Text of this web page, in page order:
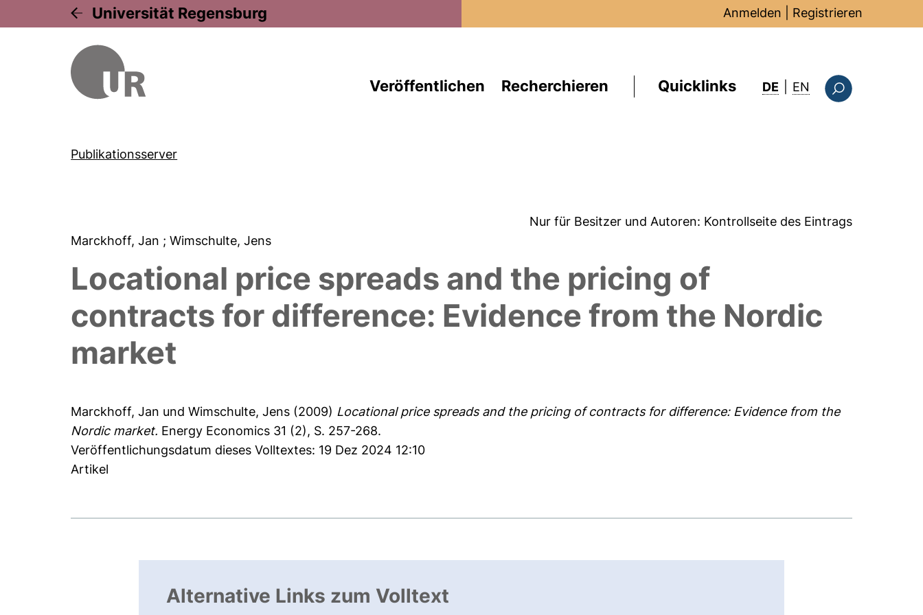
Universität Regensburg Anmelden Registrieren
Veröffentlichen Recherchieren Quicklinks DE EN : this page in
Publikationsserver
Nur für Besitzer und Autoren: Kontrollseite des Eintrags
Marckhoff, Jan ; Wimschulte, Jens
Locational price spreads and the pricing of
contracts for difference: Evidence from the Nordic
market
Marckhoff, Jan undWimschulte, Jens (2009) Locational price spreads and the pricing of contracts for difference: Evidence from the
Nordic market. Energy Economics 31 (2), S. 257-268.
Veröffentlichungsdatum dieses Volltextes: 19 Dez 2024 12:10
Artikel
Alternative Links zum Volltext